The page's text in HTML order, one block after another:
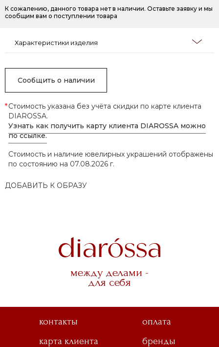
К сожалению, данного товара нет в наличии. Оставьте заявку и мы
сообщим вам о поступлении товара
Характеристики изделия
Сообщить о наличии
*Стоимость указана без учёта скидки по карте клиента
DIAROSSA.
Узнать как получить карту клиента DIAROSSA можно
по ссылке.
Стоимость и наличие ювелирных украшений отображены
по состоянию на 07.08.2026 г.
ДОБАВИТЬ К ОБРАЗУ
между делами -
для себя
контакты
оплата
карта клиента
бренды